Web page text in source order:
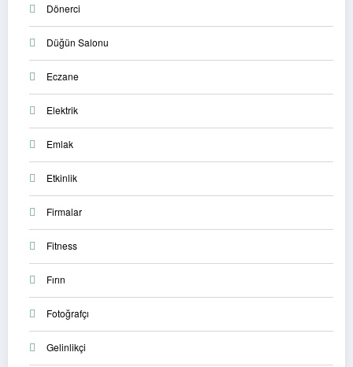
Dönerci
Düğün Salonu
Eczane
Elektrik
Emlak
Etkinlik
Firmalar
Fitness
Fırın
Fotoğrafçı
Gelinlikçi